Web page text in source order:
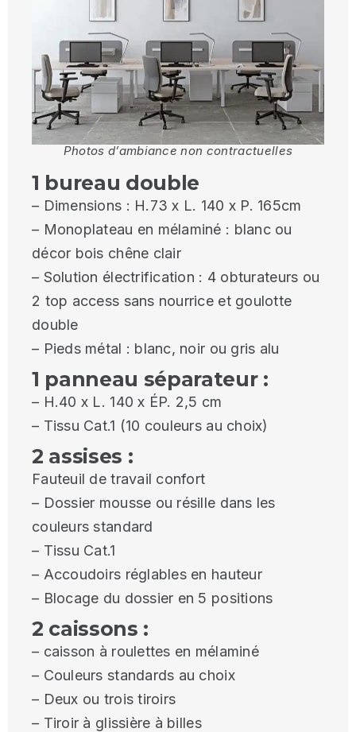
Photos d’ambiance non contractuelles
1 bureau double
– Dimensions : H.73 x L. 140 x P. 165cm
– Monoplateau en mélaminé : blanc ou
décor bois chêne clair
– Solution électrification : 4 obturateurs ou
2 top access sans nourrice et goulotte
double
– Pieds métal : blanc, noir ou gris alu
1 panneau séparateur :
– H.40 x L. 140 x ÉP. 2,5 cm
– Tissu Cat.1 (10 couleurs au choix)
2 assises :
Fauteuil de travail confort
– Dossier mousse ou résille dans les
couleurs standard
– Tissu Cat.1
– Accoudoirs réglables en hauteur
– Blocage du dossier en 5 positions
2 caissons :
– caisson à roulettes en mélaminé
– Couleurs standards au choix
– Deux ou trois tiroirs
– Tiroir à glissière à billes